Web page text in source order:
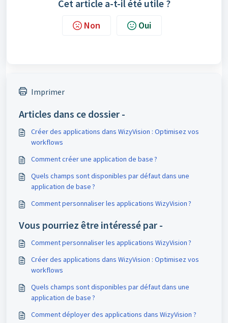
Cet article a-t-il été utile ?
Non Oui
Imprimer
Articles dans ce dossier -
Créer des applications dans WizyVision : Optimisez vos
workflows
Comment créer une application de base ?
Quels champs sont disponibles par défaut dans une
application de base ?
Comment personnaliser les applications WizyVision ?
Vous pourriez être intéressé par -
Comment personnaliser les applications WizyVision ?
Créer des applications dans WizyVision : Optimisez vos
workflows
Quels champs sont disponibles par défaut dans une
application de base ?
Comment déployer des applications dans WizyVision ?